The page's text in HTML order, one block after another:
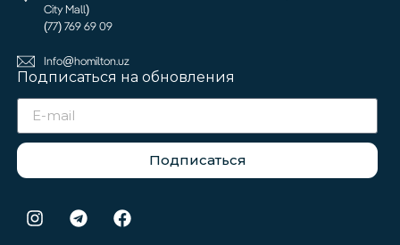
City Mall)
(77) 769 69 09
Info@homilton.uz
Подписаться на обновления
Подписаться